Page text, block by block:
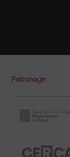
Patronage: